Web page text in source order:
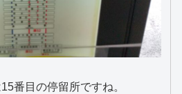
番目の停留所ですね。